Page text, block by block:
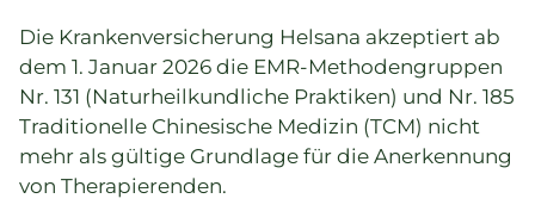
Die Krankenversicherung Helsana akzeptiert ab
dem 1. Januar 2026 die EMR-Methodengruppen
Nr. 131 (Naturheilkundliche Praktiken) und Nr. 185
Traditionelle Chinesische Medizin (TCM) nicht
mehr als gültige Grundlage für die Anerkennung
von Therapierenden.